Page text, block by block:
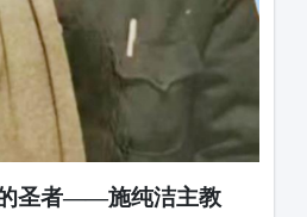
圣者——施纯洁主教